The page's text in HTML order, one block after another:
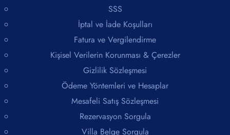
SSS
İptal ve İade Koşulları
Fatura ve Vergilendirme
Kişisel Verilerin Korunması & Çerezler
Gizlilik Sözleşmesi
Ödeme Yöntemleri ve Hesaplar
Mesafeli Satış Sözleşmesi
Rezervasyon Sorgula
Villa Belge Sorgula